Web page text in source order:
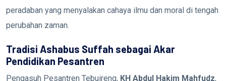
peradaban yang menyalakan cahaya ilmu dan moral di tengah
perubahan zaman.
Tradisi Ashabus Suffah sebagai Akar
Pendidikan Pesantren
Pengasuh Pesantren Tebuireng, KH Abdul Hakim Mahfudz,